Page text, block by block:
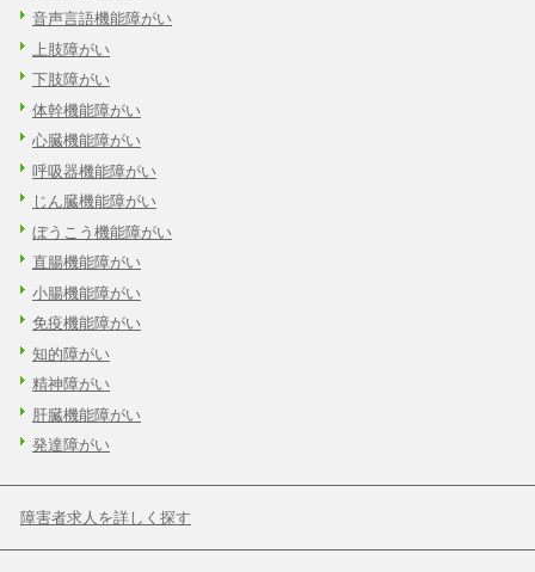
音声言語機能障がい
上肢障がい
下肢障がい
体幹機能障がい
心臓機能障がい
呼吸器機能障がい
じん臓機能障がい
ぼうこう機能障がい
直腸機能障がい
小腸機能障がい
免疫機能障がい
知的障がい
精神障がい
肝臓機能障がい
発達障がい
障害者求人を詳しく探す